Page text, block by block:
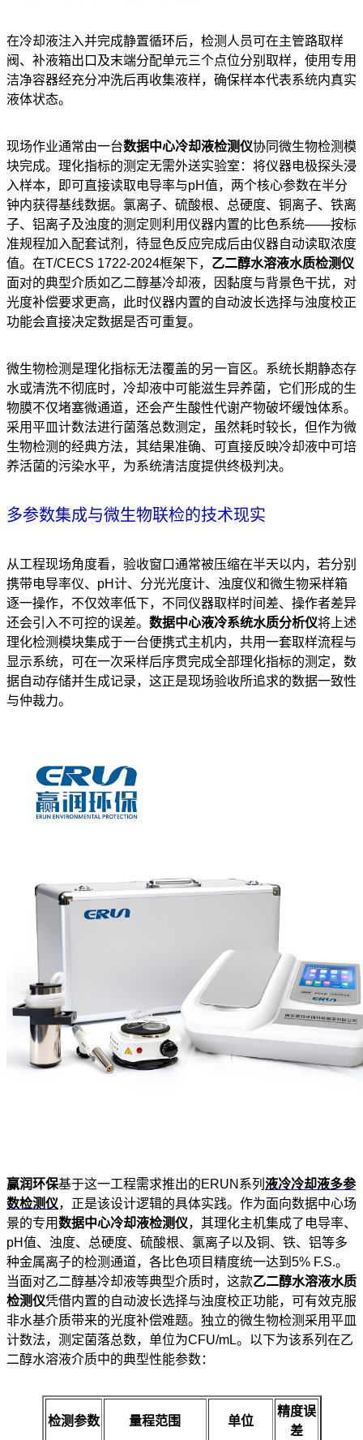
在冷却液注入并完成静置循环后，检测人员可在主管路取样
阀、补液箱出口及末端分配单元三个点位分别取样，使用专用
洁净容器经充分冲洗后再收集液样，确保样本代表系统内真实
液体状态。
现场作业通常由一台数据中心冷却液检测仪协同微生物检测模
块完成。理化指标的测定无需外送实验室：将仪器电极探头浸
入样本，即可直接读取电导率与pH值，两个核心参数在半分
钟内获得基线数据。氯离子、硫酸根、总硬度、铜离子、铁离
子、铝离子及浊度的测定则利用仪器内置的比色系统——按标
准规程加入配套试剂，待显色反应完成后由仪器自动读取浓度
值。在T/CECS 1722-2024框架下， 乙二醇水溶液水质检测仪
面对的典型介质如乙二醇基冷却液，因黏度与背景色干扰，对
光度补偿要求更高，此时仪器内置的自动波长选择与浊度校正
功能会直接决定数据是否可重复。
微生物检测是理化指标无法覆盖的另一盲区。系统长期静态存
水或清洗不彻底时，冷却液中可能滋生异养菌，它们形成的生
物膜不仅堵塞微通道，还会产生酸性代谢产物破坏缓蚀体系。
采用平皿计数法进行菌落总数测定，虽然耗时较长，但作为微
生物检测的经典方法，其结果准确、可直接反映冷却液中可培
养活菌的污染水平，为系统清洁度提供终极判决。
多参数集成与微生物联检的技术现实
从工程现场角度看，验收窗口通常被压缩在半天以内，若分别
携带电导率仪、pH计、分光光度计、浊度仪和微生物采样箱
逐一操作，不仅效率低下，不同仪器取样时间差、操作者差异
还会引入不可控的误差。 数据中心液冷系统水质分析仪将上述
理化检测模块集成于一台便携式主机内，共用一套取样流程与
显示系统，可在一次采样后序贯完成全部理化指标的测定，数
据自动存储并生成记录，这正是现场验收所追求的数据一致性
与仲裁力。
赢润环保基于这一工程需求推出的ERUN系列 液冷冷却液多参
数检测仪，正是该设计逻辑的具体实践。作为面向数据中心场
景的专用数据中心冷却液检测仪，其理化主机集成了电导率、
pH值、浊度、总硬度、硫酸根、氯离子以及铜、铁、铝等多
种金属离子的检测通道，各比色项目精度统一达到5% F.S.。
当面对乙二醇基冷却液等典型介质时，这款乙二醇水溶液水质
检测仪凭借内置的自动波长选择与浊度校正功能，可有效克服
非水基介质带来的光度补偿难题。独立的微生物检测采用平皿
计数法，测定菌落总数，单位为CFU/mL。以下为该系列在乙
二醇水溶液介质中的典型性能参数：
检测参数 量程范围 单位
精度误
差